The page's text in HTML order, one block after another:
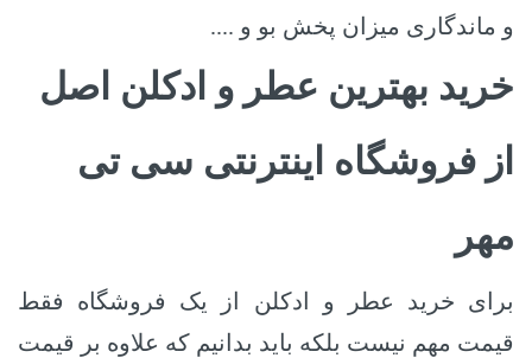
و ماندگاری میزان پخش بو و ....
خرید بهترین عطر و ادکلن اصل
از فروشگاه اینترنتی سی تی
مهر
برای خرید عطر و ادکلن از یک فروشگاه فقط
قیمت مهم نیست بلکه باید بدانیم که علاوه بر قیمت